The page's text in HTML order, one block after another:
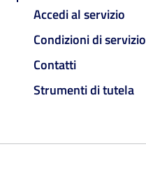
Accedi al servizio
Condizioni di servizio
Contatti
Strumenti di tutela